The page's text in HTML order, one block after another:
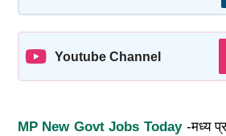
Youtube Channel
MP New Govt Jobs Today-मध्य